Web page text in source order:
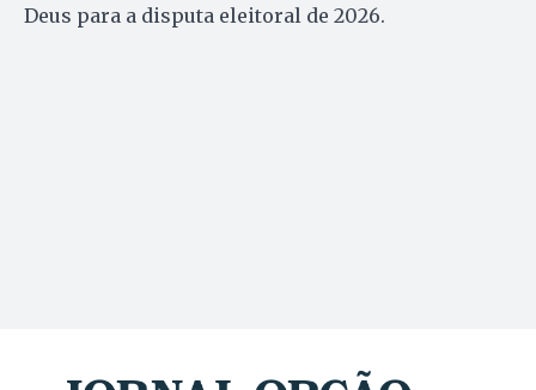
Deus para a disputa eleitoral de 2026.